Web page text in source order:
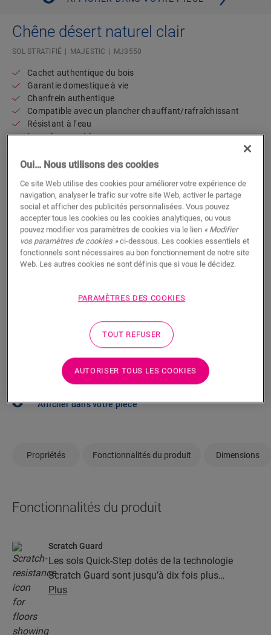
Chêne désert naturel clair
SOL STRATIFIÉ MAJESTIC MJ3550
Cachet authentique du bois
Garantie domestique à vie
Chanfrein authentique
Compatible avec un plancher chauffant/rafraîchissant
Résistant à l’eau
Lame longue et large
vous
Vous brûlez d’impatience de voir ce sol en vrai ? Vous
vous posez des questions ? Aucun problème ! Il y a
toujours un revendeur à proximité.
Pas sûr que ce sol corresponde à votre
style et à vos besoins ?
Afficher dans votre pièce
Propriétés Fonctionnalités du produit Dimensions
Fonctionnalités du produit
Scratch Guard
Les sols Quick-Step dotés de la technologie
Scratch Guard sont jusqu’à dix fois plus
résistants aux rayures que les autres sols.
Plus
Oui… Nous utilisons des cookies
Ce site Web utilise des cookies pour améliorer votre expérience de
navigation, analyser le trafic sur votre site Web, activer le partage
social et afficher des publicités personnalisées. Vous pouvez
accepter tous les cookies ou les cookies analytiques, ou vous
pouvez modifier vos paramètres de cookies via le lien « Modifier
vos paramètres de cookies »ci-dessous. Les cookies essentiels et
fonctionnels sont nécessaires au bon fonctionnement de notre site
Web. Les autres cookies ne sont définis que si vous le décidez.
PARAMÈTRES DES COOKIES
TOUT REFUSER
AUTORISER TOUS LES COOKIES